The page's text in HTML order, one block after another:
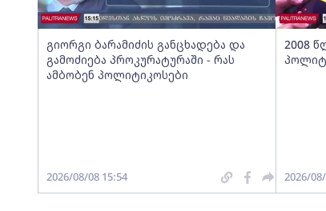
გიორგი ბარამიძის განცხადება და
გამოძიება პროკურატურაში - რას
ამბობენ პოლიტიკოსები
2026/08/08 15:54
2008
2026/